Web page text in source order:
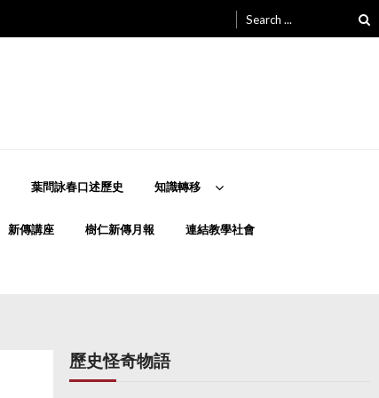
for:
葉問詠春口述歷史 知識轉移
新傳講座 樹仁新傳月報 連結教學社會
歷史怪奇物語